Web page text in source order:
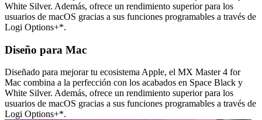
White Silver. Además, ofrece un rendimiento superior para los
usuarios de macOS gracias a sus funciones programables a través de
Logi Options+*.
Diseño para Mac
Diseñado para mejorar tu ecosistema Apple, el MX Master 4 for
Mac combina a la perfección con los acabados en Space Black y
White Silver. Además, ofrece un rendimiento superior para los
usuarios de macOS gracias a sus funciones programables a través de
Logi Options+*.